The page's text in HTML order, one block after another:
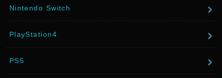
Nintendo Switch
PlayStation4
PS5